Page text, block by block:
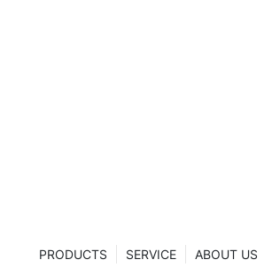
ABOUT US
SERVICE
PRODUCTS